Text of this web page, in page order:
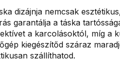
dizájnja nemcsak
garantálja a táska
a karcolásoktól, míg a
kiegészítőd száraz
szállíthatod.